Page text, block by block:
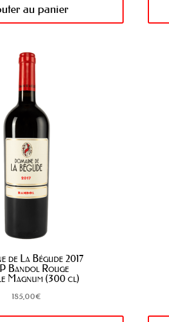
au panier
de La Bégude 2017
Bandol Rouge
Magnum (300 cl)
185,00€